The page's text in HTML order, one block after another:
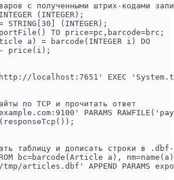
с полученными штрих-кодами
(INTEGER);
STRING[30] (INTEGER);
TO price=pc,barcode=brc;
a) = barcode(INTEGER i) DO
price(i);
localhost:7651' EXEC
по TCP и прочитать ответ
PARAMS
таблицу и дописать строки в
bc=barcode(Article a),
tmp/articles.dbf' APPEND PARAMS